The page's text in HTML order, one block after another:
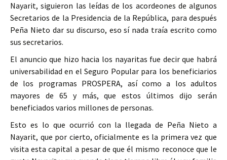
Nayarit, siguieron las leídas de los acordeones de algunos
Secretarios de la Presidencia de la República, para después
Peña Nieto dar su discurso, eso sí nada traía escrito como
sus secretarios.
El anuncio que hizo hacia los nayaritas fue decir que habrá
universabilidad en el Seguro Popular para los beneficiarios
de los programas PROSPERA, así como a los adultos
mayores de 65 y más, que estos últimos dijo serán
beneficiados varios millones de personas.
Esto es lo que ocurrió con la llegada de Peña Nieto a
Nayarit, que por cierto, oficialmente es la primera vez que
visita esta capital a pesar de que él mismo reconoce que le